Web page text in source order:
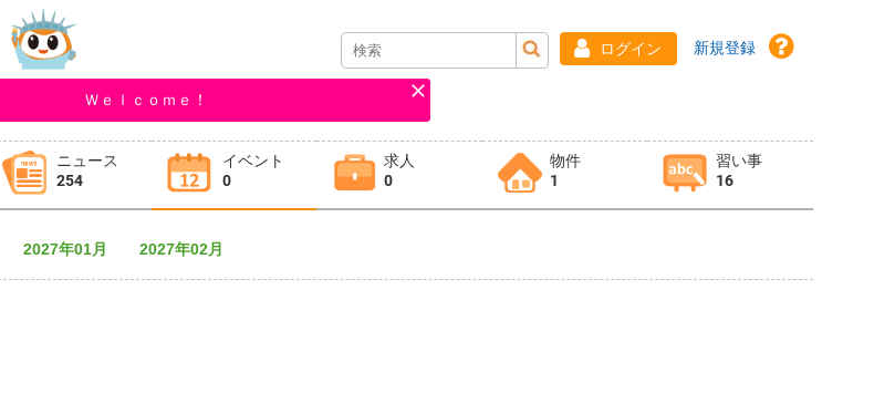
ログイン 新規登録
Ｗｅｌｃｏｍｅ！
ニュース
254
イベント
0
求人
0
物件
1
習い事
16
2027年01月 2027年02月